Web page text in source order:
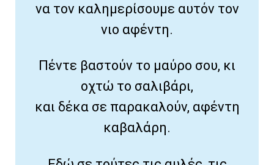
να τον καλημερίσουμε αυτόν τον
νιο αφέντη.
Πέντε βαστούν το μαύρο σου, κι
οχτώ το σαλιβάρι,
και δέκα σε παρακαλούν, αφέντη
καβαλάρη.